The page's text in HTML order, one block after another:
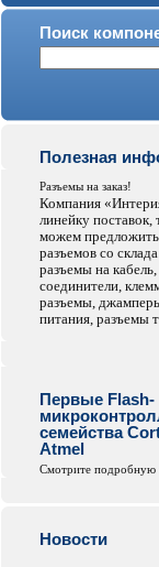
Поиск
Полезная
Разъемы на заказ!
Компания
линейку поставок,
можем
разъемов со
разъемы на
соединители,
разъемы,
питания, разъемы
Первые Flash-
семейства
Atmel
Смотрите подробную
Новости